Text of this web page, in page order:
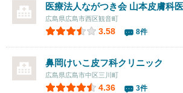
医療法人ながつき会 山本皮膚科
広島県広島市西区観音町
3.58 8件
鼻岡けいこ皮フ科クリニック
広島県広島市中区三川町
4.36 3件